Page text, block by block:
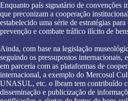
Enquanto país signatário de convenções
que preconizam a cooperação
estabelecido uma série de estratégias
prevenção e combate tráfico ilícito de
Ainda, com base na legislação
seguindo os pressupostos internacionais,
em parceria com as plataformas de
internacional, a exemplo do Mercosul
UNASUL, etc. o Ibram tem contribuído
disseminação e publicização de